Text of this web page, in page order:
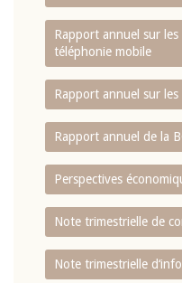
Rapport annuel sur les
téléphonie mobile
Rapport annuel sur
Rapport annuel de la
Perspectives
Note trimestrielle de
Note trimestrielle